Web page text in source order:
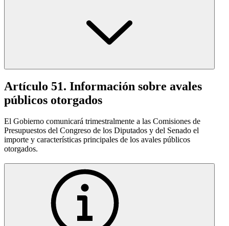
Artículo 51. Información sobre avales
públicos otorgados
El Gobierno comunicará trimestralmente a las Comisiones de
Presupuestos del Congreso de los Diputados y del Senado el
importe y características principales de los avales públicos
otorgados.